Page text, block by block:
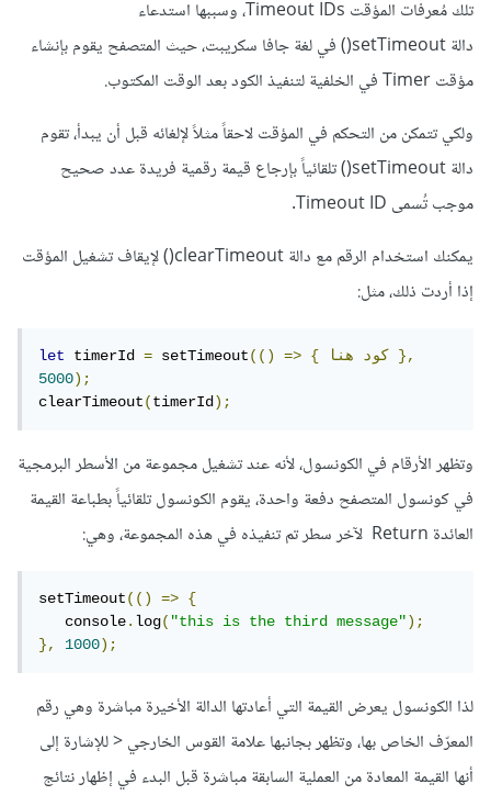
تلك مُعرفات المؤقت Timeout IDs، وسببها استدعاء
دالة setTimeout() في لغة جافا سكريبت، حيث المتصفح يقوم بإنشاء
مؤقت Timer في الخلفية لتنفيذ الكود بعد الوقت المكتوب.
ولكي تتمكن من التحكم في المؤقت لاحقاً مثلاً لإلغائه قبل أن يبدأ، تقوم
دالة setTimeout() تلقائياً بإرجاع قيمة رقمية فريدة عدد صحيح
موجب تُسمى Timeout ID.
يمكنك استخدام الرقم مع دالة clearTimeout() لإيقاف تشغيل المؤقت
إذا أردت ذلك، مثل:
let timerId = setTimeout(() => { كود هنا
},
5000);
clearTimeout(timerId);
وتظهر الأرقام في الكونسول، لأنه عند تشغيل مجموعة من الأسطر البرمجية
في كونسول المتصفح دفعة واحدة، يقوم الكونسول تلقائياً بطباعة القيمة
العائدة Return لآخر سطر تم تنفيذه في هذه المجموعة، وهي:
setTimeout(() =>
{
   console
.log("this is the third message");
},
1000);
لذا الكونسول يعرض القيمة التي أعادتها الدالة الأخيرة مباشرة وهي رقم
المعرّف الخاص بها، وتظهر بجانبها علامة القوس الخارجي < للإشارة إلى
أنها القيمة المعادة من العملية السابقة مباشرة قبل البدء في إظهار نتائج